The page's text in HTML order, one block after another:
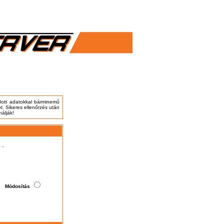
adatokkal bárminemű
Sikeres ellenőrzés után
Módosítás